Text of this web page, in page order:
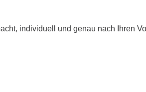
individuell und genau nach Ihren